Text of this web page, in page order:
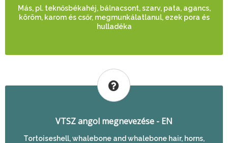
Más, pl. teknősbékahéj, bálnacsont, szarv, pata, agancs,
köröm, karom és csőr, megmunkálatlanul, ezek pora és
hulladéka
VTSZ angol megnevezése - EN
Tortoiseshell, whalebone and whalebone hair, horns,